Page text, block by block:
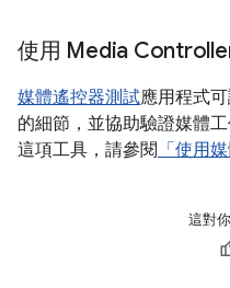
使用 Media
媒體遙控器測試應用程式
的細節，並協助驗證媒體
這項工具，請參閱 「使用
這對